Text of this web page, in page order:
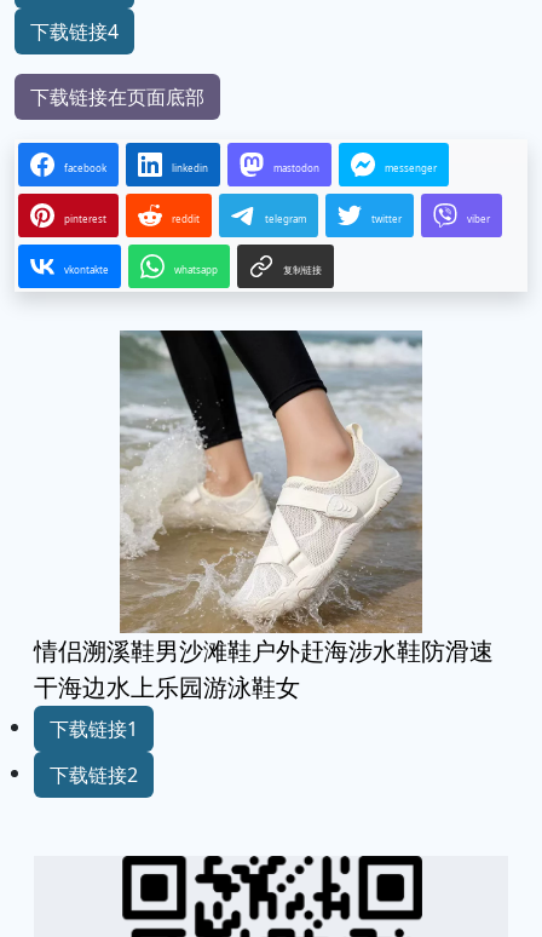
下载链接4
下载链接在页面底部
facebook linkedin mastodon messenger
pinterest reddit telegram twitter viber
vkontakte whatsapp 复制链接
情侣溯溪鞋男沙滩鞋户外赶海涉水鞋防滑速
干海边水上乐园游泳鞋女
下载链接1
下载链接2